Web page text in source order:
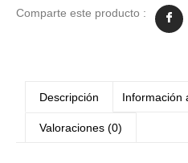
Comparte este producto :
Descripción Información
Valoraciones (0)